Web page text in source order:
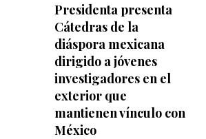
Presidenta presenta
Cátedras de la
diáspora mexicana
dirigido a jóvenes
investigadores en el
exterior que
mantienen vínculo con
México